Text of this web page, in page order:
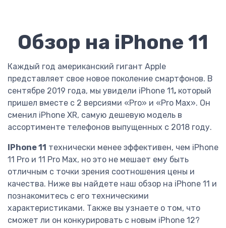
Обзор на iPhone 11
Каждый год американский гигант Apple
представляет свое новое поколение смартфонов. В
сентябре 2019 года, мы увидели iPhone 11, который
пришел вместе с 2 версиями «Pro» и «Pro Max». Он
сменил iPhone XR, самую дешевую модель в
ассортименте телефонов выпущенных с 2018 году.
IPhone 11 технически менее эффективен, чем iPhone
11 Pro и 11 Pro Max, но это не мешает ему быть
отличным с точки зрения соотношения цены и
качества. Ниже вы найдете наш обзор на iPhone 11 и
познакомитесь с его техническими
характеристиками. Также вы узнаете о том, что
сможет ли он конкурировать с новым iPhone 12?